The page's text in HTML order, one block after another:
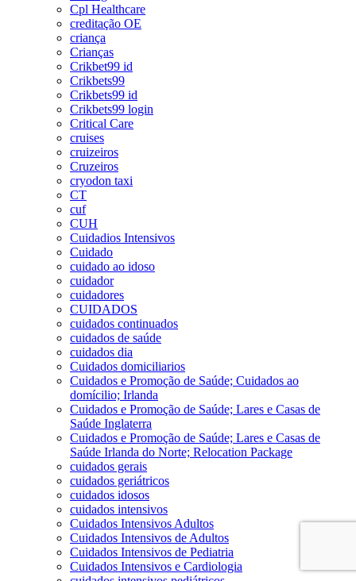
Cpl Healthcare
creditação OE
criança
Crianças
Crikbet99 id
Crikbets99
Crikbets99 id
Crikbets99 login
Critical Care
cruises
cruizeiros
Cruzeiros
cryodon taxi
CT
cuf
CUH
Cuidadios Intensivos
Cuidado
cuidado ao idoso
cuidador
cuidadores
CUIDADOS
cuidados continuados
cuidados de saúde
cuidados dia
Cuidados domiciliarios
Cuidados e Promoção de Saúde; Cuidados ao
domícilio; Irlanda
Cuidados e Promoção de Saúde; Lares e Casas de
Saúde Inglaterra
Cuidados e Promoção de Saúde; Lares e Casas de
Saúde Irlanda do Norte; Relocation Package
cuidados gerais
cuidados geriátricos
cuidados idosos
cuidados intensivos
Cuidados Intensivos Adultos
Cuidados Intensivos de Adultos
Cuidados Intensivos de Pediatria
Cuidados Intensivos e Cardiologia